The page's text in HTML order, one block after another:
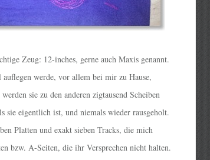
Zeug: 12-inches, gerne auch Maxis genannt.
werde, vor allem bei mir zu Hause,
sie zu den anderen zigtausend Scheiben
sie eigentlich ist, und niemals wieder rausgeholt.
Platten und exakt sieben Tracks, die mich
bzw. A-Seiten, die ihr Versprechen nicht halten.